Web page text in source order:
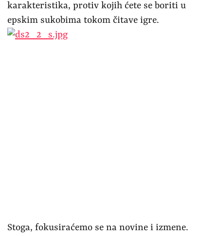
karakteristika, protiv kojih ćete se boriti u
epskim sukobima tokom čitave igre.
Stoga, fokusiraćemo se na novine i izmene.